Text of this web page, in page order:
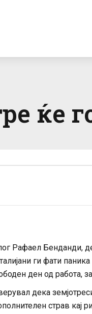
ќе
Рафаел Бенданди,
ги фати
ден од работа,
дека
страв кај